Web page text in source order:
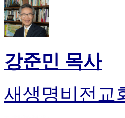
가
평
발
기
진
약
아
탑-
강준민 목사
새생명비전교